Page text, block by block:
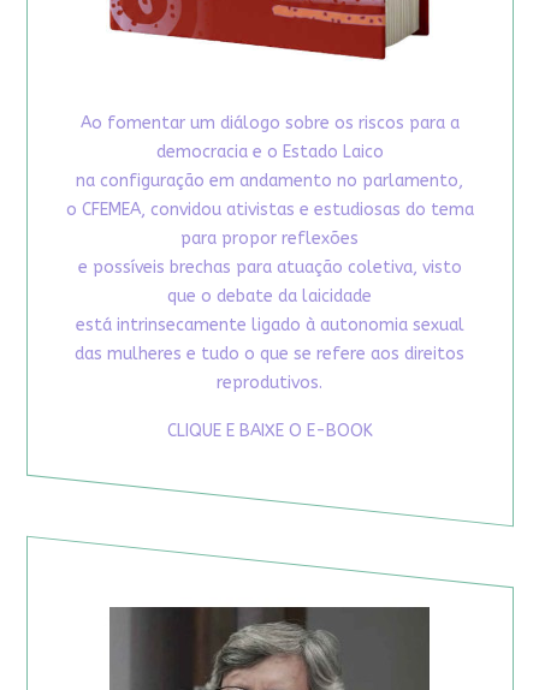
Ao fomentar um diálogo sobre os riscos para a
democracia e o Estado Laico
na configuração em andamento no parlamento,
o CFEMEA, convidou ativistas e estudiosas do tema
para propor reflexões
e possíveis brechas para atuação coletiva, visto
que o debate da laicidade
está intrinsecamente ligado à autonomia sexual
das mulheres e tudo o que se refere aos direitos
reprodutivos.
CLIQUE E BAIXE O E-BOOK